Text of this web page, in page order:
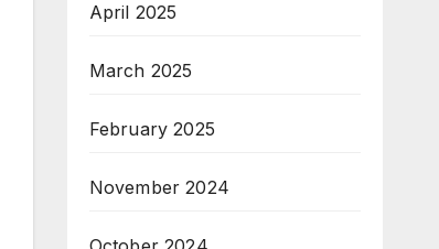
April 2025
March 2025
February 2025
November 2024